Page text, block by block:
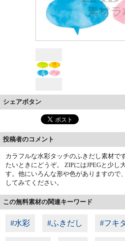
シェアボタン
投稿者のコメント
カラフルな水彩タッチのふきだし素材で
たいときにどうぞ。 ZIPにはJPEGと少し
す。他にいろんな形や色がありますので
してみてください。
この無料素材の関連キーワード
#水彩 #ふきだし #フキ